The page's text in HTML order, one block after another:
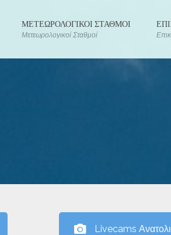
ΜΕΤΕΩΡΟΛΟΓΙΚΟΙ ΣΤΑΘΜΟΙ
Μετεωρολογικοί Σταθμοί
Livecams